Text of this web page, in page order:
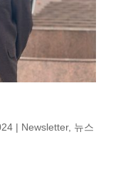
| Newsletter, 뉴스